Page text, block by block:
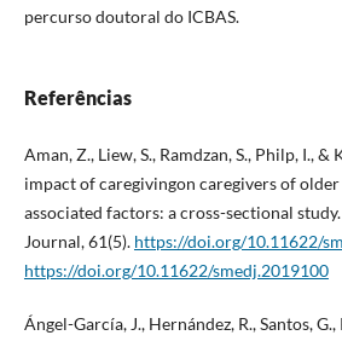
percurso doutoral do ICBAS.
Referências
Aman, Z., Liew, S., Ramdzan, S., Philp, I., &
impact of caregivingon caregivers of
associated factors: a cross-sectional
Journal, 61(5). https://doi.org/10.11622/
https://doi.org/10.11622/smedj.2019100
Ángel-García, J., Hernández, R., Santos,